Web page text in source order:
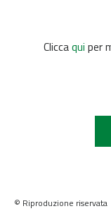
Cliccaqui per
© Riproduzione riservata